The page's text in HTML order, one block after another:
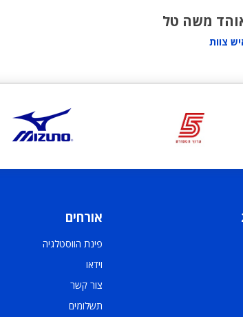
משה טל
צוות
אורחים
פינת הווסטלגיה
וידאו
צור קשר
תשלומים